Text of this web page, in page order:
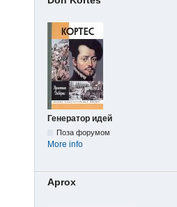
Генератор идей
Поза форумом
More info
Aprox